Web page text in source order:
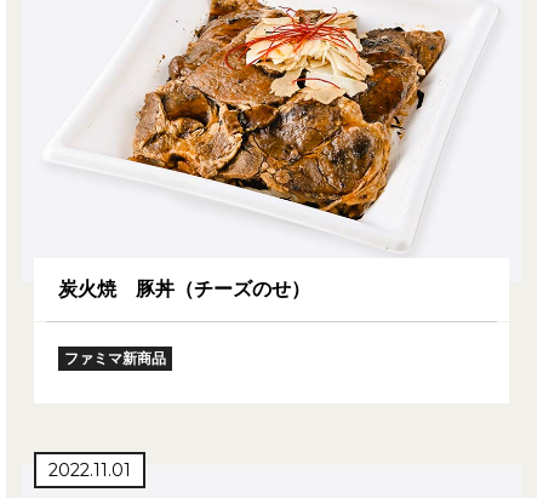
炭火焼 豚丼（チーズのせ）
ファミマ新商品
2022.11.01